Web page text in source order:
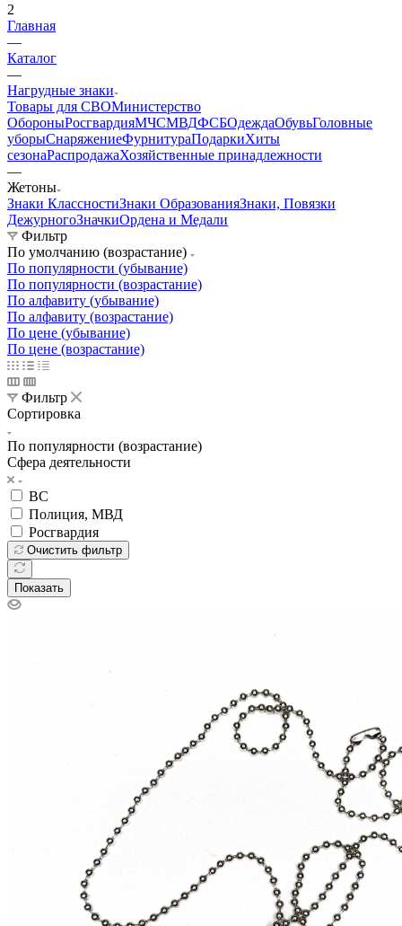
2
Главная
—
Каталог
—
Нагрудные знаки
Товары для СВОМинистерство
ОбороныРосгвардияМЧСМВДФСБОдеждаОбувьГоловные
уборыСнаряжениеФурнитураПодаркиХиты
сезонаРаспродажаХозяйственные принадлежности
—
Жетоны
Знаки КлассностиЗнаки ОбразованияЗнаки, Повязки
ДежурногоЗначкиОрдена и Медали
Фильтр
По умолчанию (возрастание)
По популярности (убывание)
По популярности (возрастание)
По алфавиту (убывание)
По алфавиту (возрастание)
По цене (убывание)
По цене (возрастание)
Фильтр
Сортировка
По популярности (возрастание)
Сфера деятельности
ВС
Полиция, МВД
Росгвардия
Очистить фильтр
Показать